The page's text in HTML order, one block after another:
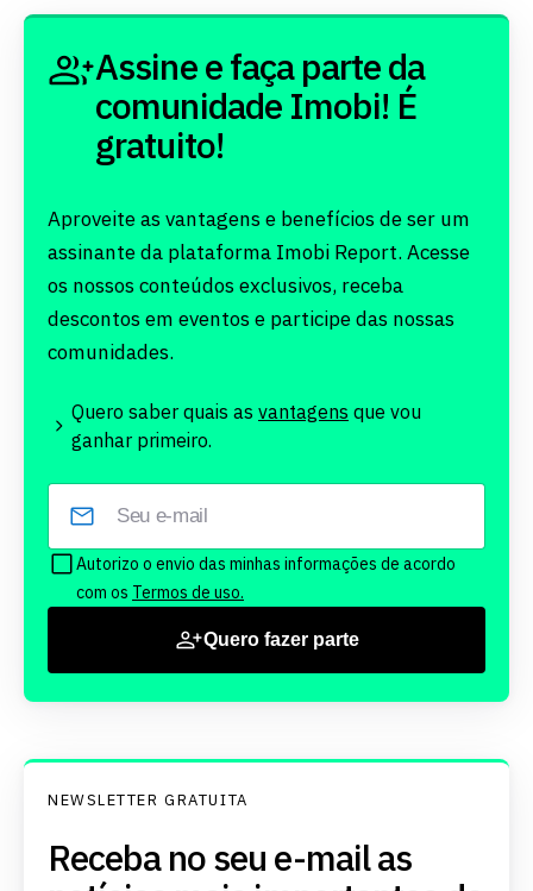
Assine e faça parte da
comunidade Imobi! É
gratuito!
Aproveite as vantagens e benefícios de ser um
assinante da plataforma Imobi Report. Acesse
os nossos conteúdos exclusivos, receba
descontos em eventos e participe das nossas
comunidades.
Quero saber quais as vantagens que vou
ganhar primeiro.
Autorizo o envio das minhas informações de acordo
com os Termos de uso.
Quero fazer parte
NEWSLETTER GRATUITA
Receba no seu e-mail as